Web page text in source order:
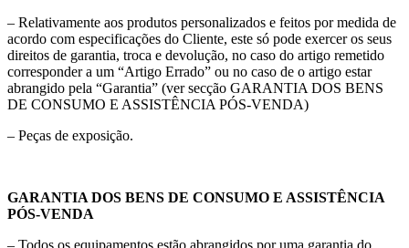
– Relativamente aos produtos personalizados e feitos por medida de
acordo com especificações do Cliente, este só pode exercer os seus
direitos de garantia, troca e devolução, no caso do artigo remetido
corresponder a um “Artigo Errado” ou no caso de o artigo estar
abrangido pela “Garantia” (ver secção GARANTIA DOS BENS
DE CONSUMO E ASSISTÊNCIA PÓS-VENDA)
– Peças de exposição.
GARANTIA DOS BENS DE CONSUMO E ASSISTÊNCIA
PÓS-VENDA
– Todos os equipamentos estão abrangidos por uma garantia do